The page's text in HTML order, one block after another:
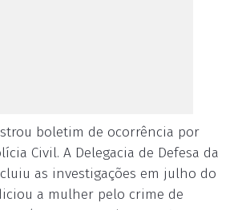
boletim de ocorrência por
Civil. A Delegacia de Defesa da
as investigações em julho do
a mulher pelo crime de